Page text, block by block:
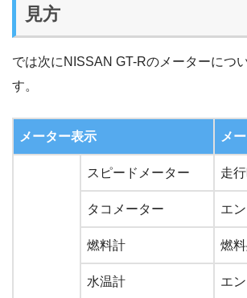
見方
では次にNISSAN GT-Rのメーターにつ
す。
メーター表示 メ
スピードメーター 走
タコメーター エ
燃料計 燃
水温計 エ